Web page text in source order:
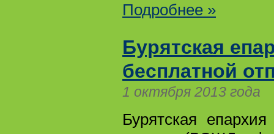
Подробнее »
Бурятская
бесплатной
1 октября 2013 года
Бурятская